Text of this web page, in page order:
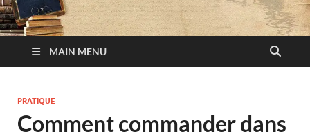
MAIN MENU
PRATIQUE
Comment commander dans